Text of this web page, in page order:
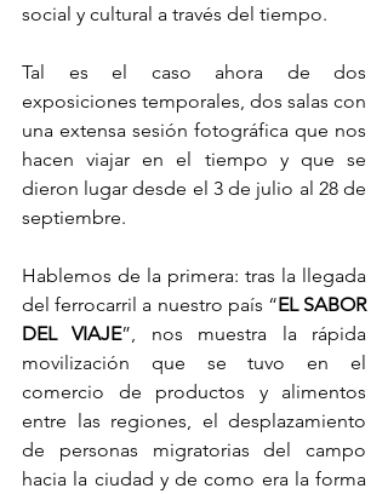
social y cultural a través del tiempo.
Tal es el caso ahora de dos
exposiciones temporales, dos salas con
una extensa sesión fotográfica que nos
hacen viajar en el tiempo y que se
dieron lugar desde el 3 de julio al 28 de
septiembre.
Hablemos de la primera: tras la llegada
del ferrocarril a nuestro país “EL SABOR
DEL VIAJE”, nos muestra la rápida
movilización que se tuvo en el
comercio de productos y alimentos
entre las regiones, el desplazamiento
de personas migratorias del campo
hacia la ciudad y de como era la forma